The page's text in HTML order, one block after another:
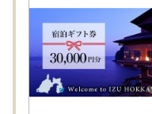
ます。
★ただし、令和７年１
にいただいたご寄附に
につきましては、令和
お急ぎの方は、お手数
者様ご自身で申請書を